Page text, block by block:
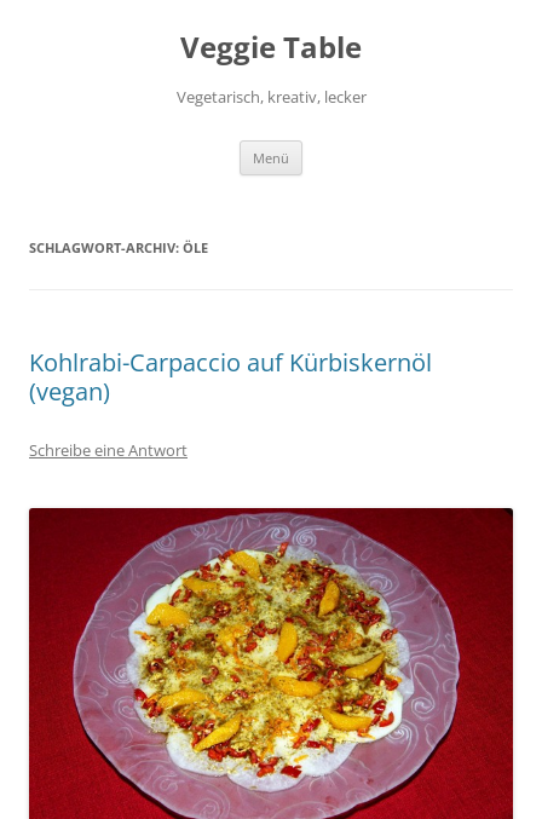
Veggie Table
Vegetarisch, kreativ, lecker
Menü
SCHLAGWORT-ARCHIV: ÖLE
Kohlrabi-Carpaccio auf Kürbiskernöl
(vegan)
Schreibe eine Antwort